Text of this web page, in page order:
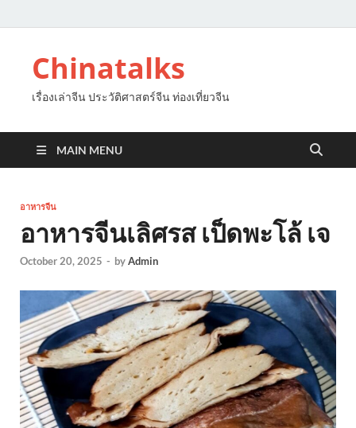
Chinatalks
เรื่องเล่าจีน ประวัติศาสตร์จีน ท่องเที่ยวจีน
MAIN MENU
อาหารจีน
อาหารจีนเลิศรส เป็ดพะโล้ เจ
October 20, 2025 - byAdmin